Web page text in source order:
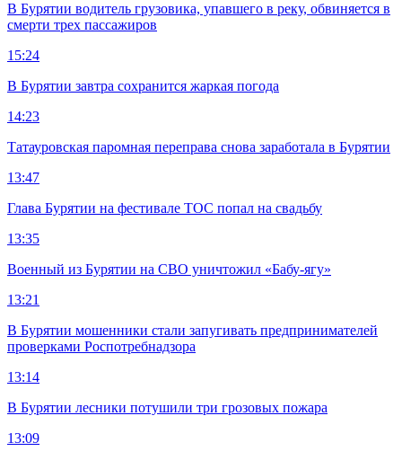
В Бурятии водитель грузовика, упавшего в реку, обвиняется в
смерти трех пассажиров
15:24
В Бурятии завтра сохранится жаркая погода
14:23
Татауровская паромная переправа снова заработала в Бурятии
13:47
Глава Бурятии на фестивале ТОС попал на свадьбу
13:35
Военный из Бурятии на СВО уничтожил «Бабу-ягу»
13:21
В Бурятии мошенники стали запугивать предпринимателей
проверками Роспотребнадзора
13:14
В Бурятии лесники потушили три грозовых пожара
13:09